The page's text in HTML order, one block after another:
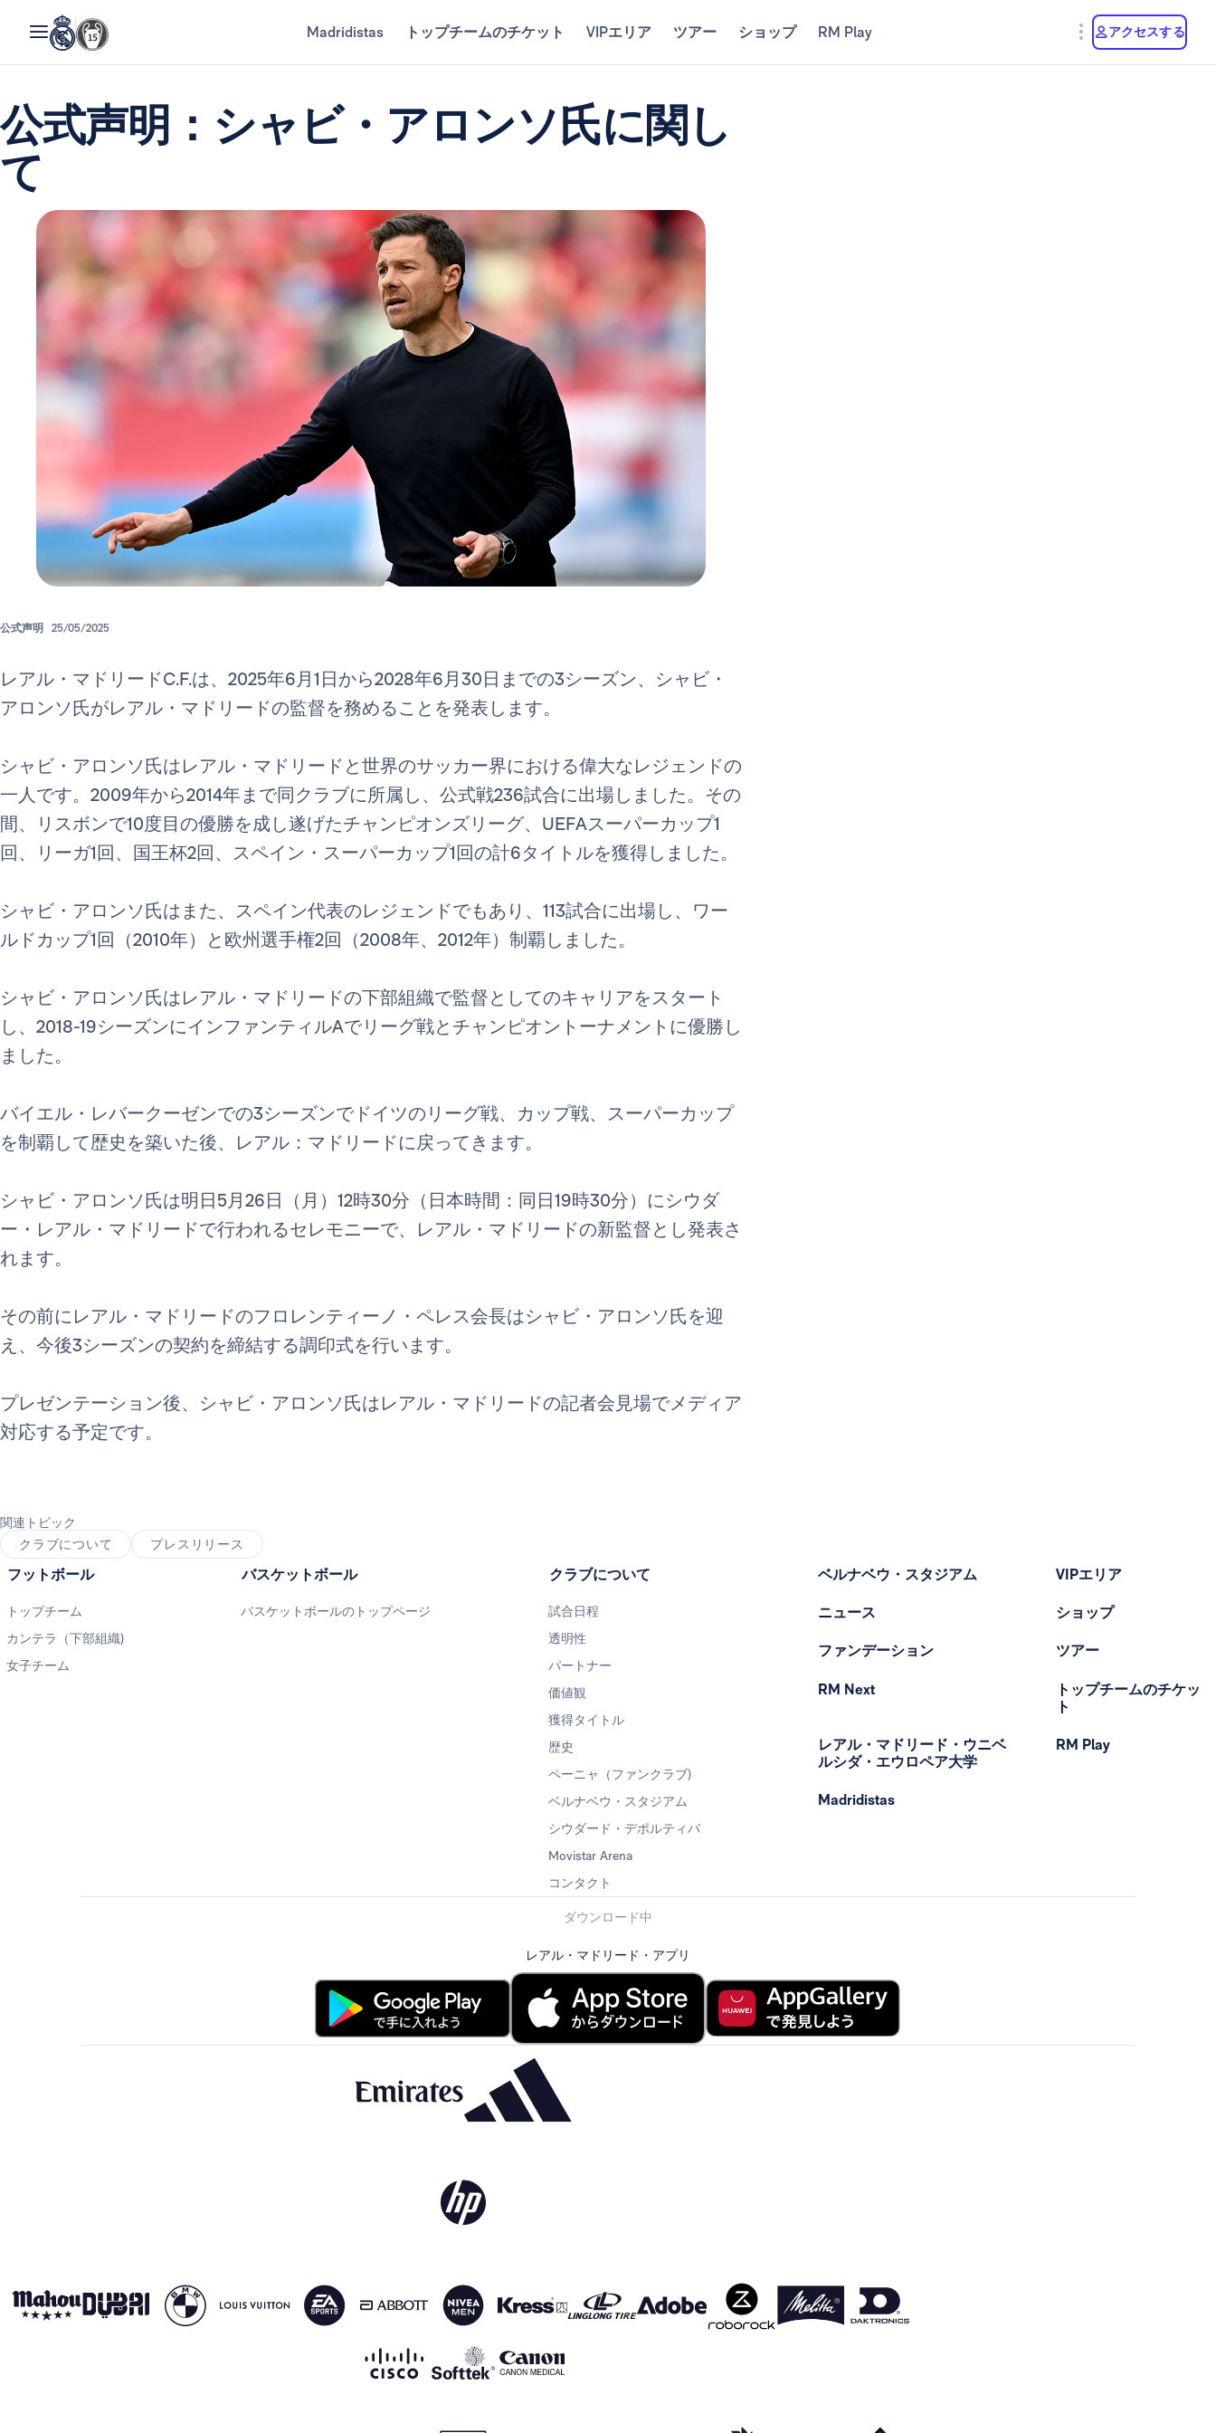
Madridistas トップチームのチケット VIPエリア ツアー ショップ RM Play アクセスする
公式声明：シャビ・アロンソ氏に関し
て
公式声明 25/05/2025
レアル・マドリードC.F.は、2025年6月1日から2028年6月30日までの3シーズン、シャビ・
アロンソ氏がレアル・マドリードの監督を務めることを発表します。
シャビ・アロンソ氏はレアル・マドリードと世界のサッカー界における偉大なレジェンドの
一人です。2009年から2014年まで同クラブに所属し、公式戦236試合に出場しました。その
間、リスボンで10度目の優勝を成し遂げたチャンピオンズリーグ、UEFAスーパーカップ1
回、リーガ1回、国王杯2回、スペイン・スーパーカップ1回の計6タイトルを獲得しました。
シャビ・アロンソ氏はまた、スペイン代表のレジェンドでもあり、113試合に出場し、ワー
ルドカップ1回（2010年）と欧州選手権2回（2008年、2012年）制覇しました。
シャビ・アロンソ氏はレアル・マドリードの下部組織で監督としてのキャリアをスタート
し、2018-19シーズンにインファンティルAでリーグ戦とチャンピオントーナメントに優勝し
ました。
バイエル・レバークーゼンでの3シーズンでドイツのリーグ戦、カップ戦、スーパーカップ
を制覇して歴史を築いた後、レアル：マドリードに戻ってきます。
シャビ・アロンソ氏は明日5月26日（月）12時30分（日本時間：同日19時30分）にシウダ
ー・レアル・マドリードで行われるセレモニーで、レアル・マドリードの新監督とし発表さ
れます。
その前にレアル・マドリードのフロレンティーノ・ペレス会長はシャビ・アロンソ氏を迎
え、今後3シーズンの契約を締結する調印式を行います。
プレゼンテーション後、シャビ・アロンソ氏はレアル・マドリードの記者会見場でメディア
対応する予定です。
関連トピック
クラブについて
プレスリリース
フットボール
トップチーム
カンテラ（下部組織)
女子チーム
バスケットボール
バスケットボールのトップページ
クラブについて
試合日程
透明性
パートナー
価値観
獲得タイトル
歴史
ペーニャ（ファンクラブ)
ベルナベウ・スタジアム
シウダード・デポルティバ
Movistar Arena
コンタクト
ベルナベウ・スタジアム
ニュース
ファンデーション
RM Next
レアル・マドリード・ウニベ
ルシダ・エウロペア大学
Madridistas
VIPエリア
ショップ
ツアー
トップチームのチケッ
ト
RM Play
ダウンロード中
レアル・マドリード・アプリ